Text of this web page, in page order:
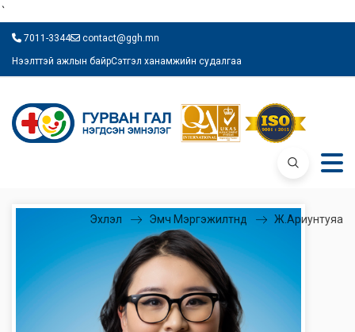
`
7011-3344 contact@ggh.mn
Нээлттэй ажлын байрСэтгэл ханамжийн судалгаа
Эхлэл Эмч Мэргэжилтнүүд Ж.Ариунтуяа